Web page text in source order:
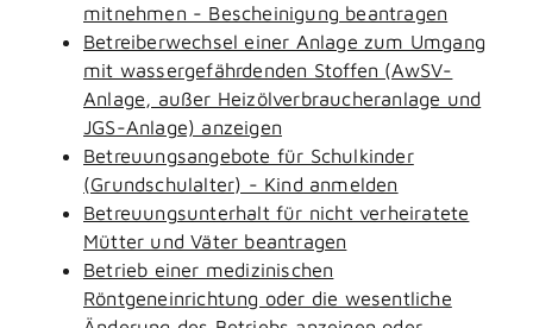
mitnehmen - Bescheinigung beantragen
Betreiberwechsel einer Anlage zum Umgang
mit wassergefährdenden Stoffen (AwSV-
Anlage, außer Heizölverbraucheranlage und
JGS-Anlage) anzeigen
Betreuungsangebote für Schulkinder
(Grundschulalter) - Kind anmelden
Betreuungsunterhalt für nicht verheiratete
Mütter und Väter beantragen
Betrieb einer medizinischen
Röntgeneinrichtung oder die wesentliche